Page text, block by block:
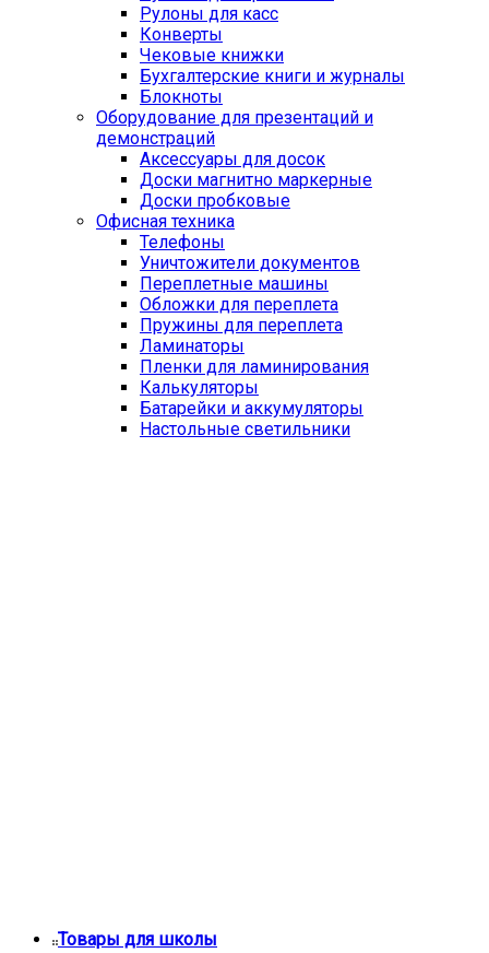
Рулоны для касс
Конверты
Чековые книжки
Бухгалтерские книги и журналы
Блокноты
Оборудование для презентаций и
демонстраций
Аксессуары для досок
Доски магнитно маркерные
Доски пробковые
Офисная техника
Телефоны
Уничтожители документов
Переплетные машины
Обложки для переплета
Пружины для переплета
Ламинаторы
Пленки для ламинирования
Калькуляторы
Батарейки и аккумуляторы
Настольные светильники
Товары для школы